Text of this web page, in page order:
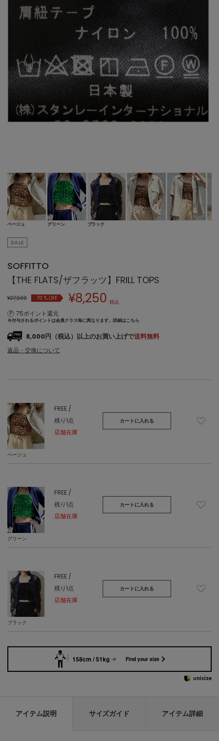
ベージュ グリーン ブラック
SALE
SOFFITTO
【THE FLATS/ザフラッツ】FRILL TOPS
¥27,500 70% OFF ¥8,250 税込
75ポイント還元
※付与されるポイントは会員クラス毎に異なります。 詳細はこちら
8,000円（税込）以上のお買い上げで送料無料
返品・交換について
ベージュ
FREE /
残り1点
店舗在庫
カートに入れる
グリーン
FREE /
残り1点
店舗在庫
カートに入れる
ブラック
FREE /
残り1点
店舗在庫
カートに入れる
158cm / 51kg Find your size
アイテム説明 サイズガイド アイテム詳細